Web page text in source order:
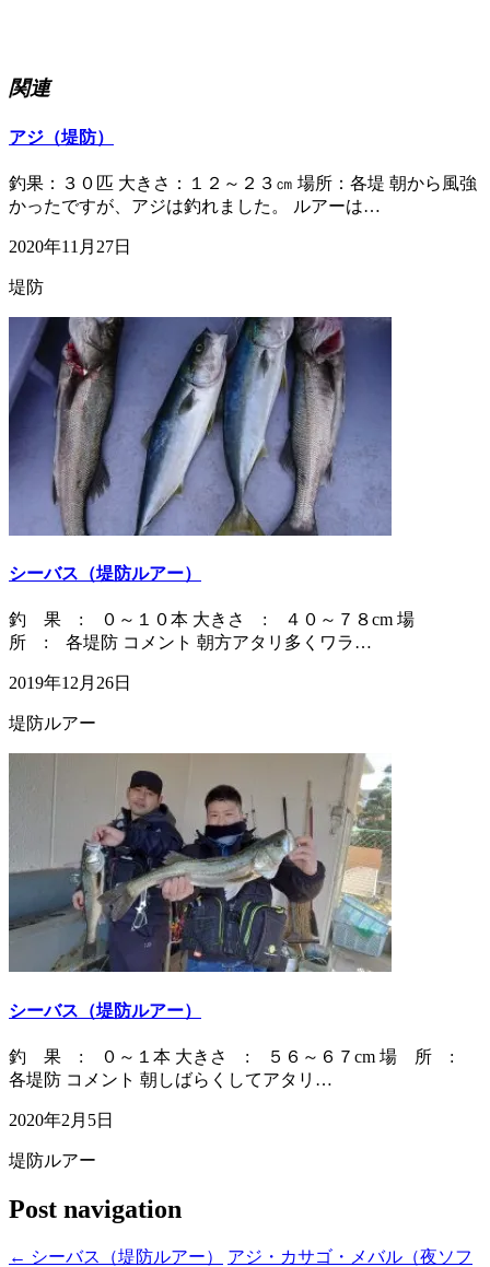
関連
アジ（堤防）
釣果：３０匹 大きさ：１２～２３㎝ 場所：各堤 朝から風強
かったですが、アジは釣れました。 ルアーは…
2020年11月27日
堤防
シーバス（堤防ルアー）
釣 果 : ０～１０本 大きさ : ４０～７８cm 場
所 : 各堤防 コメント 朝方アタリ多くワラ…
2019年12月26日
堤防ルアー
シーバス（堤防ルアー）
釣 果 : ０～１本 大きさ : ５６～６７cm 場 所 :
各堤防 コメント 朝しばらくしてアタリ…
2020年2月5日
堤防ルアー
Post navigation
← シーバス（堤防ルアー）
アジ・カサゴ・メバル（夜ソフ